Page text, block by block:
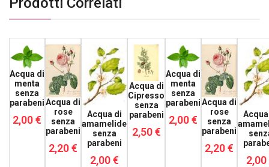
Acqua di
menta
senza
parabeni
2,00 €
Acqua di
rose
senza
parabeni
2,20 €
Acqua di
amamelide
senza
parabeni
2,00 €
Acqua di
Cipresso
senza
parabeni
2,50 €
Acqua di
menta
senza
parabeni
2,00 €
Acqua di
rose
senza
parabeni
2,20 €
2,00